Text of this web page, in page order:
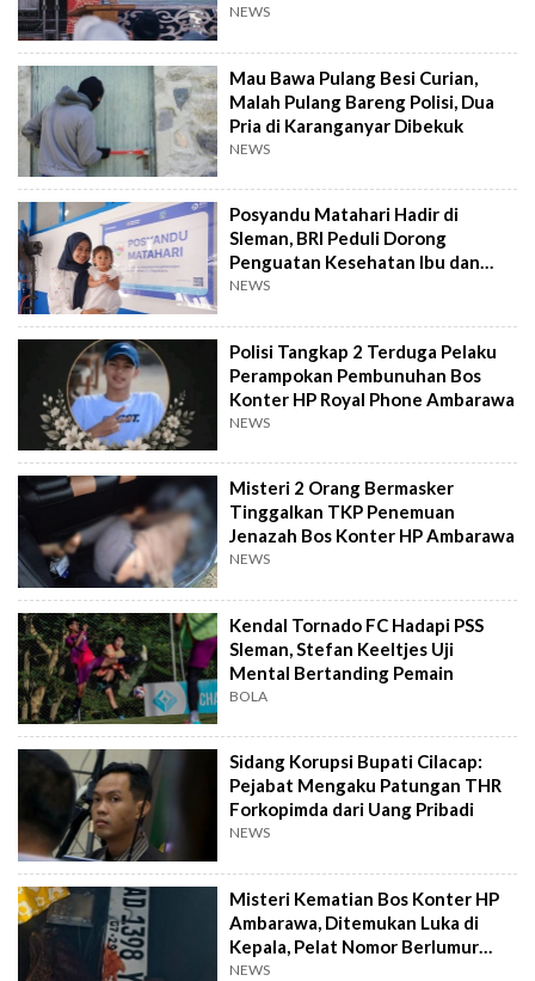
NEWS
Mau Bawa Pulang Besi Curian,
Malah Pulang Bareng Polisi, Dua
Pria di Karanganyar Dibekuk
NEWS
Posyandu Matahari Hadir di
Sleman, BRI Peduli Dorong
Penguatan Kesehatan Ibu dan
Anak
NEWS
Polisi Tangkap 2 Terduga Pelaku
Perampokan Pembunuhan Bos
Konter HP Royal Phone Ambarawa
NEWS
Misteri 2 Orang Bermasker
Tinggalkan TKP Penemuan
Jenazah Bos Konter HP Ambarawa
NEWS
Kendal Tornado FC Hadapi PSS
Sleman, Stefan Keeltjes Uji
Mental Bertanding Pemain
BOLA
Sidang Korupsi Bupati Cilacap:
Pejabat Mengaku Patungan THR
Forkopimda dari Uang Pribadi
NEWS
Misteri Kematian Bos Konter HP
Ambarawa, Ditemukan Luka di
Kepala, Pelat Nomor Berlumur
Darah
NEWS